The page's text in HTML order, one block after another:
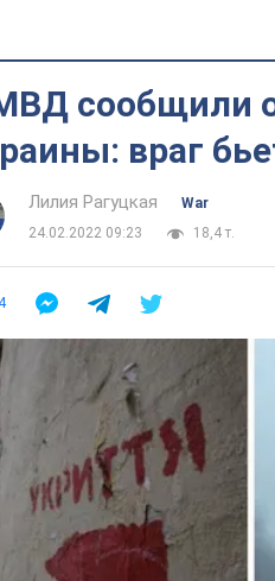
сообщили
враг
Лилия Рагуцкая
War
24.02.2022 09:23
18,4 т.